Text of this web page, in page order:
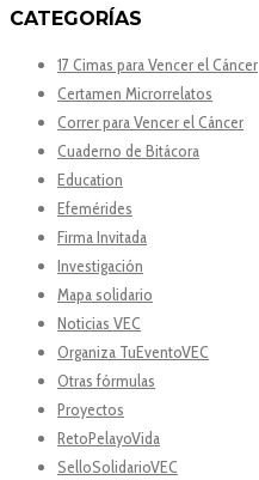
CATEGORÍAS
17 Cimas para Vencer el Cáncer
Certamen Microrrelatos
Correr para Vencer el Cáncer
Cuaderno de Bitácora
Education
Efemérides
Firma Invitada
Investigación
Mapa solidario
Noticias VEC
Organiza TuEventoVEC
Otras fórmulas
Proyectos
RetoPelayoVida
SelloSolidarioVEC